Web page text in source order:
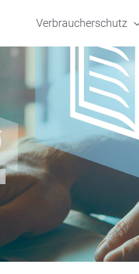
Verbraucherschutz